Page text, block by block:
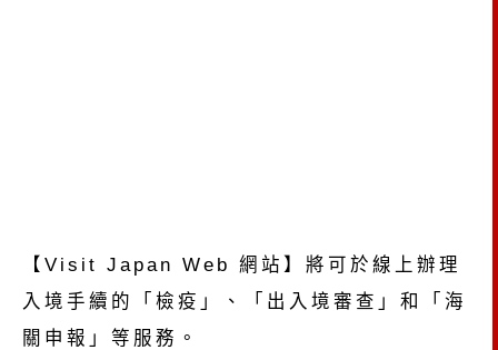
【Visit Japan Web 網站】將可於線上辦理
入境手續的「檢疫」、「出入境審查」和「海
關申報」等服務。